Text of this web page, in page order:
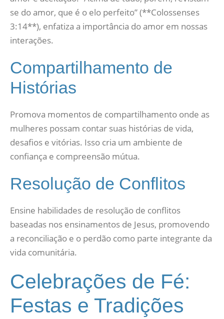
se do amor, que é o elo perfeito” (**Colossenses
3:14**), enfatiza a importância do amor em nossas
interações.
Compartilhamento de
Histórias
Promova momentos de compartilhamento onde as
mulheres possam contar suas histórias de vida,
desafios e vitórias. Isso cria um ambiente de
confiança e compreensão mútua.
Resolução de Conflitos
Ensine habilidades de resolução de conflitos
baseadas nos ensinamentos de Jesus, promovendo
a reconciliação e o perdão como parte integrante da
vida comunitária.
Celebrações de Fé:
Festas e Tradições